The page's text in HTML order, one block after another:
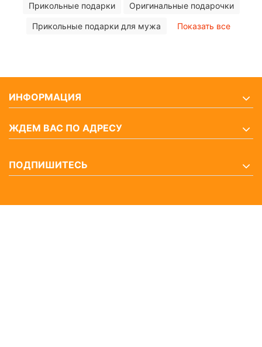
Прикольные подарки Оригинальные подарочки
Прикольные подарки для мужа Показать все
ИНФОРМАЦИЯ
ЖДЕМ ВАС ПО АДРЕСУ
ПОДПИШИТЕСЬ